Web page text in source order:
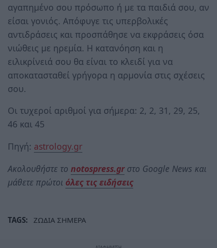
αγαπημένο σου πρόσωπο ή με τα παιδιά σου, αν
είσαι γονιός. Απόφυγε τις υπερβολικές
αντιδράσεις και προσπάθησε να εκφράσεις όσα
νιώθεις με ηρεμία. Η κατανόηση και η
ειλικρίνειά σου θα είναι το κλειδί για να
αποκατασταθεί γρήγορα η αρμονία στις σχέσεις
σου.
Οι τυχεροί αριθμοί για σήμερα: 2, 2, 31, 29, 25,
46 και 45
Πηγή: astrology.gr
Ακολουθήστε το notospress.grστο Google News και
μάθετε πρώτοι όλες τις ειδήσεις
TAGS: ΖΩΔΙΑ ΣΗΜΕΡΑ